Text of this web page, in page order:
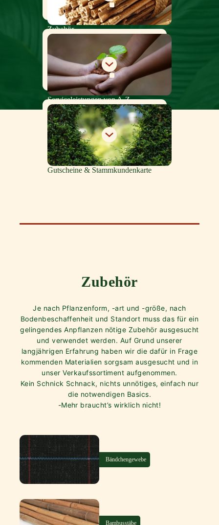
Zubehör
Serviceleistungen von A-Z
Gutscheine & Stammkundenkarte
Zubehör
Je nach Pflanzenform, -art und -größe, nach
Bodenbeschaffenheit und Standort muss das für ein
gelingendes Anpflanzen nötige Zubehör ausgesucht
und verwendet werden. Auf Grund unserer
langjährigen Erfahrung haben wir die dafür in Frage
kommenden Materialien sorgsam ausgesucht und in
unser Verkaufssortiment aufgenommen.
Kein Schnick Schnack, nichts unnötiges, einfach nur
die notwendigen Basics.
-Mehr braucht’s wirklich nicht!
Bändchengewebe
Bambusstäbe